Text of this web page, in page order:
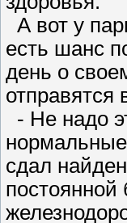
А вот у
есть шанс
день о
- Не надо
нормальные
сдал
постоянной